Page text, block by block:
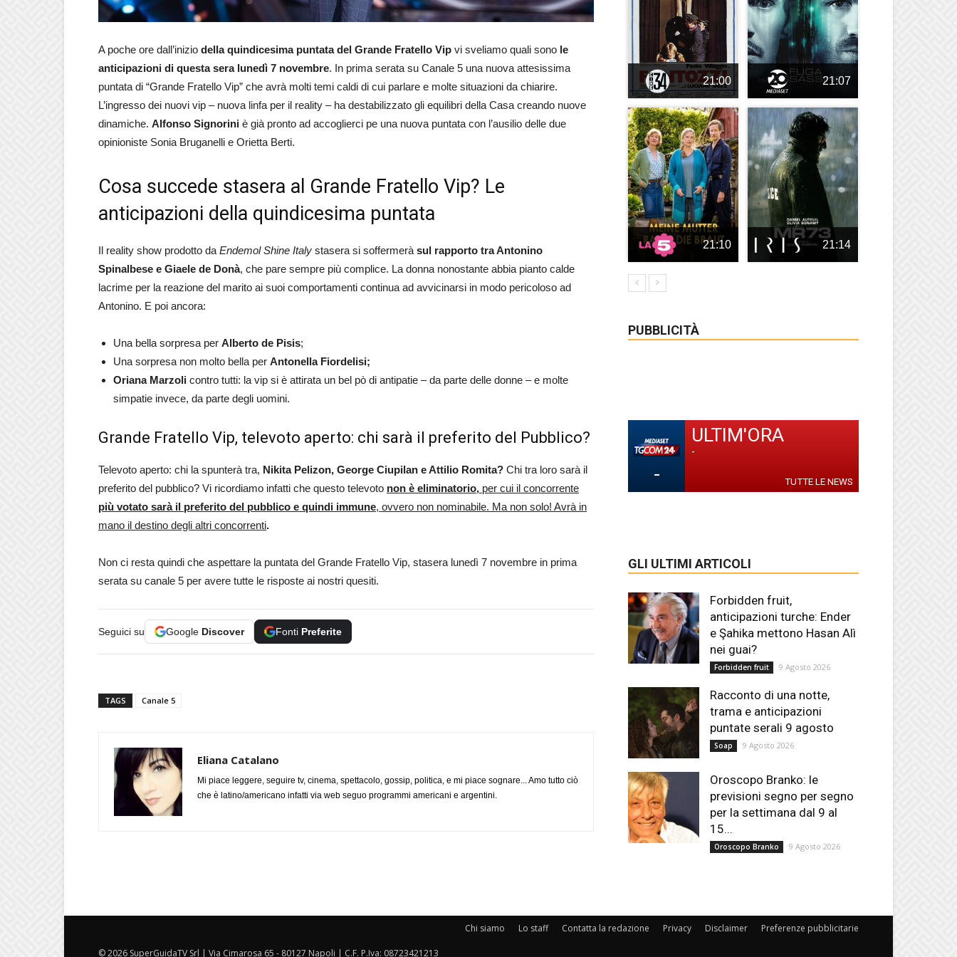
A poche ore dall’inizio della quindicesima puntata del Grande Fratello Vip vi sveliamo quali sono le
anticipazioni di questa sera lunedì 7 novembre. In prima serata su Canale 5 una nuova attesissima
puntata di “Grande Fratello Vip” che avrà molti temi caldi di cui parlare e molte situazioni da chiarire.
L’ingresso dei nuovi vip – nuova linfa per il reality – ha destabilizzato gli equilibri della Casa creando nuove
dinamiche. Alfonso Signorini è già pronto ad accoglierci pe una nuova puntata con l’ausilio delle due
opinioniste Sonia Bruganelli e Orietta Berti.
Cosa succede stasera al Grande Fratello Vip? Le
anticipazioni della quindicesima puntata
Il reality show prodotto da Endemol Shine Italy stasera si soffermerà sul rapporto tra Antonino
Spinalbese e Giaele de Donà, che pare sempre più complice. La donna nonostante abbia pianto calde
lacrime per la reazione del marito ai suoi comportamenti continua ad avvicinarsi in modo pericoloso ad
Antonino. E poi ancora:
Una bella sorpresa per Alberto de Pisis;
Una sorpresa non molto bella per Antonella Fiordelisi;
Oriana Marzoli contro tutti: la vip si è attirata un bel pò di antipatie – da parte delle donne – e molte
simpatie invece, da parte degli uomini.
Grande Fratello Vip, televoto aperto: chi sarà il preferito del Pubblico?
Televoto aperto: chi la spunterà tra, Nikita Pelizon, George Ciupilan e Attilio Romita? Chi tra loro sarà il
preferito del pubblico? Vi ricordiamo infatti che questo televoto non è eliminatorio, per cui il concorrente
più votato sarà il preferito del pubblico e quindi immune, ovvero non nominabile. Ma non solo! Avrà in
mano il destino degli altri concorrenti.
Non ci resta quindi che aspettare la puntata del Grande Fratello Vip, stasera lunedì 7 novembre in prima
serata su canale 5 per avere tutte le risposte ai nostri quesiti.
Seguici su Google Discover Fonti Preferite
TAGS Canale 5
Eliana Catalano
Mi piace leggere, seguire tv, cinema, spettacolo, gossip, politica, e mi piace sognare... Amo tutto ciò
che è latino/americano infatti via web seguo programmi americani e argentini.
21:00 21:07
21:10 21:14
PUBBLICITÀ
-
ULTIM'ORA
-
TUTTE LE NEWS
GLI ULTIMI ARTICOLI
Forbidden fruit,
anticipazioni turche: Ender
e Şahika mettono Hasan Alì
nei guai?
Forbidden fruit 9 Agosto 2026
Racconto di una notte,
trama e anticipazioni
puntate serali 9 agosto
Soap 9 Agosto 2026
Oroscopo Branko: le
previsioni segno per segno
per la settimana dal 9 al
15...
Oroscopo Branko 9 Agosto 2026
Chi siamo Lo staff Contatta la redazione Privacy Disclaimer Preferenze pubblicitarie
© 2026 SuperGuidaTV Srl | Via Cimarosa 65 - 80127 Napoli | C.F. P.Iva: 08723421213